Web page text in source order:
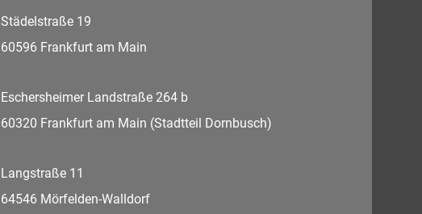
Städelstraße 19
60596 Frankfurt am Main
Eschersheimer Landstraße 264 b
60320 Frankfurt am Main (Stadtteil Dornbusch)
Langstraße 11
64546 Mörfelden-Walldorf